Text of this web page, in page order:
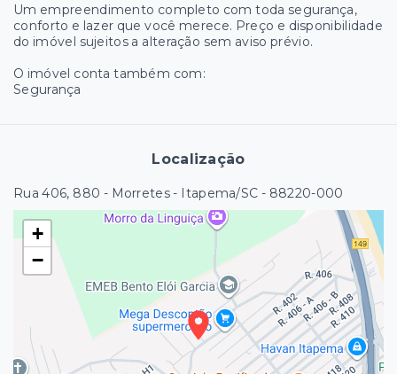
Um empreendimento completo com toda segurança,
conforto e lazer que você merece. Preço e disponibilidade
do imóvel sujeitos a alteração sem aviso prévio.
O imóvel conta também com:
Segurança
Localização
Rua 406, 880 - Morretes - Itapema/SC - 88220-000
+
−